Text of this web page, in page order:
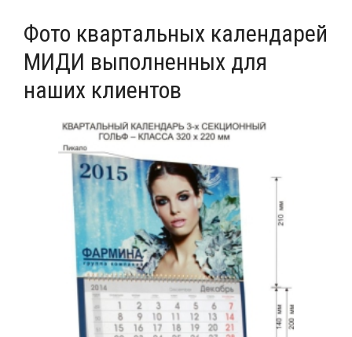
Фото квартальных календарей
МИДИ выполненных для
наших клиентов